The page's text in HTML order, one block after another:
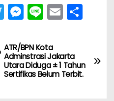
T
itt
er
M
s
s
e
Li
e
E
l
S
e
ATR/BPN Kota
Adminstrasi Jakarta
Utara Diduga ± 1 Tahun
Sertifikas Belum Terbit.